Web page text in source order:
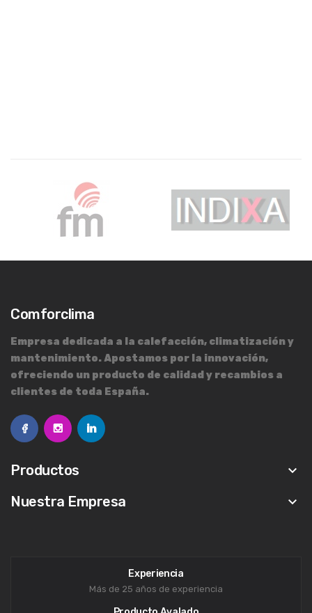
Comforclima
Empresa dedicada a la calefacción, climatización y
mantenimiento. Apostamos por la innovación,
ofreciendo un producto de calidad y recambios a
clientes de toda España.
Productos
keyboard_arrow_down
Nuestra Empresa
keyboard_arrow_down
Experiencia
Más de 25 años de experiencia